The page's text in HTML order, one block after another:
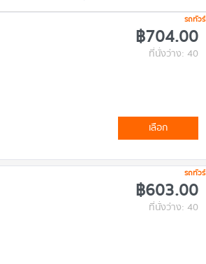
รถทัวร์
฿704.00
ที่นั่งว่าง: 40
เลือก
รถทัวร์
฿603.00
ที่นั่งว่าง: 40